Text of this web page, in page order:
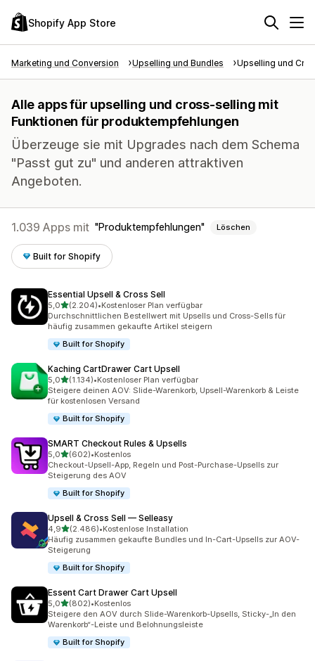
Shopify App Store
Marketing und Conversion Upselling und Bundles Upselling und
Alle apps für upselling und cross-selling mit
Funktionen für produktempfehlungen
Überzeuge sie mit Upgrades nach dem Schema
"Passt gut zu" und anderen attraktiven
Angeboten.
1.039 Apps mit Produktempfehlungen Löschen
Built for Shopify
Essential Upsell & Cross Sell
5,0von 5 Sternen
(2.204)
2204 Rezensionen insgesamt
•Kostenloser Plan verfügbar
Durchschnittlichen Bestellwert mit Upsells und Cross-Sells für
häufig zusammen gekaufte Artikel steigern
Built for Shopify
Kaching CartDrawer Cart Upsell
5,0von 5 Sternen
(1.134)
1134 Rezensionen insgesamt
•Kostenloser Plan verfügbar
Steigere deinen AOV: Slide-Warenkorb, Upsell-Warenkorb & Leiste
für kostenlosen Versand
Built for Shopify
SMART Checkout Rules & Upsells
5,0von 5 Sternen
(602)
602 Rezensionen insgesamt
•Kostenlos
Checkout-Upsell-App, Regeln und Post-Purchase-Upsells zur
Steigerung des AOV
Built for Shopify
Upsell & Cross Sell — Selleasy
4,9von 5 Sternen
(2.486)
2486 Rezensionen insgesamt
•Kostenlose Installation
Häufig zusammen gekaufte Bundles und In-Cart-Upsells zur AOV-
Steigerung
Built for Shopify
Essent Cart Drawer Cart Upsell
5,0von 5 Sternen
(802)
802 Rezensionen insgesamt
•Kostenlos
Steigere den AOV durch Slide-Warenkorb-Upsells, Sticky-„In den
Warenkorb“-Leiste und Belohnungsleiste
Built for Shopify